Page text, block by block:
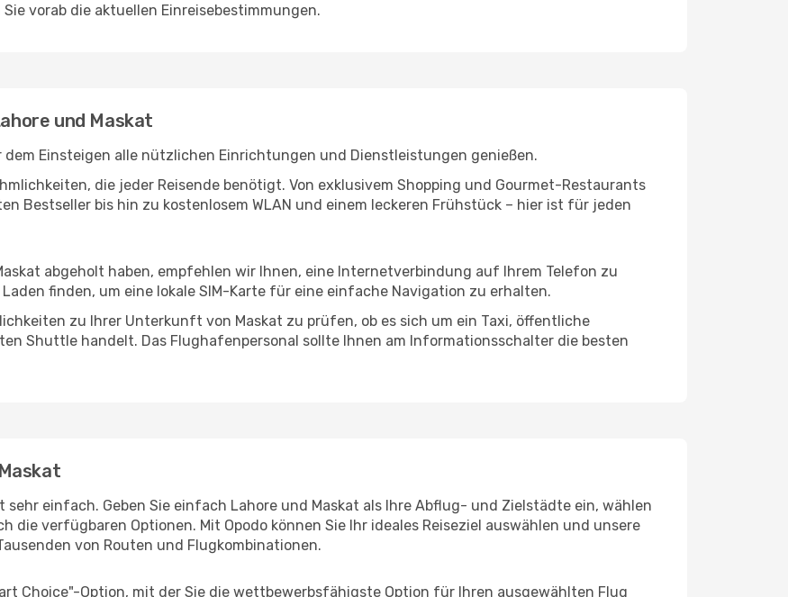
vorab die aktuellen Einreisebestimmungen.
und Maskat
Einsteigen alle nützlichen Einrichtungen und Dienstleistungen genießen.
die jeder Reisende benötigt. Von exklusivem Shopping und Gourmet-Restaurants
Bestseller bis hin zu kostenlosem WLAN und einem leckeren Frühstück – hier ist für jeden
abgeholt haben, empfehlen wir Ihnen, eine Internetverbindung auf Ihrem Telefon zu
finden, um eine lokale SIM-Karte für eine einfache Navigation zu erhalten.
zu Ihrer Unterkunft von Maskat zu prüfen, ob es sich um ein Taxi, öffentliche
Shuttle handelt. Das Flughafenpersonal sollte Ihnen am Informationsschalter die besten
einfach. Geben Sie einfach Lahore und Maskat als Ihre Abflug- und Zielstädte ein, wählen
die verfügbaren Optionen. Mit Opodo können Sie Ihr ideales Reiseziel auswählen und unsere
von Routen und Flugkombinationen.
Choice"-Option, mit der Sie die wettbewerbsfähigste Option für Ihren ausgewählten Flug